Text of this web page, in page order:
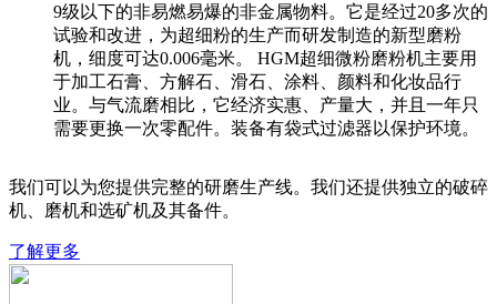
9级以下的非易燃易爆的非金属物料。它是经过20多次的
试验和改进，为超细粉的生产而研发制造的新型磨粉
机，细度可达0.006毫米。 HGM超细微粉磨粉机主要用
于加工石膏、方解石、滑石、涂料、颜料和化妆品行
业。与气流磨相比，它经济实惠、产量大，并且一年只
需要更换一次零配件。装备有袋式过滤器以保护环境。
我们可以为您提供完整的研磨生产线。我们还提供独立的破碎
机、磨机和选矿机及其备件。
了解更多